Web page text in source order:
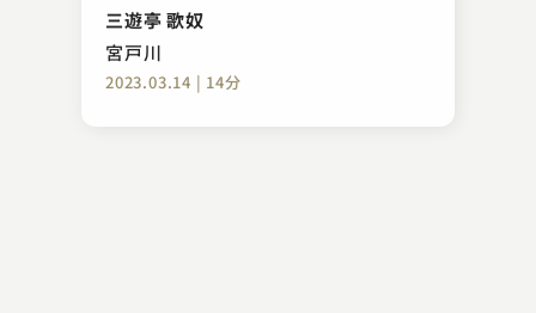
三遊亭 歌奴
宮戸川
2023.03.14 | 14分
豆屋
2023.02.09 | 10分